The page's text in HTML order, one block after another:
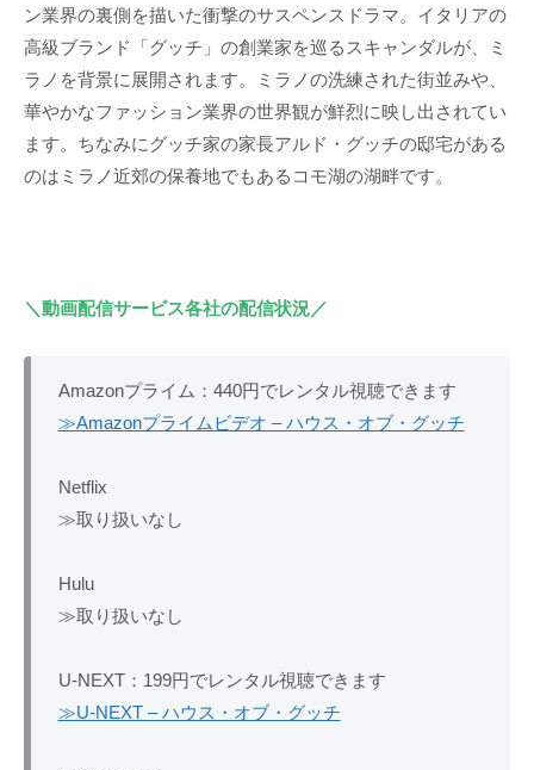
ン業界の裏側を描いた衝撃のサスペンスドラマ。イタリアの
高級ブランド「グッチ」の創業家を巡るスキャンダルが、ミ
ラノを背景に展開されます。ミラノの洗練された街並みや、
華やかなファッション業界の世界観が鮮烈に映し出されてい
ます。ちなみにグッチ家の家長アルド・グッチの邸宅がある
のはミラノ近郊の保養地でもあるコモ湖の湖畔です。
＼動画配信サービス各社の配信状況／
Amazonプライム：440円でレンタル視聴できます
≫Amazonプライムビデオ – ハウス・オブ・グッチ
Netflix
≫取り扱いなし
Hulu
≫取り扱いなし
U-NEXT：199円でレンタル視聴できます
≫U-NEXT – ハウス・オブ・グッチ